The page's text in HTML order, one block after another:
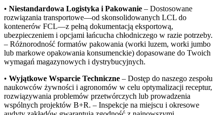
• Niestandardowa Logistyka i Pakowanie – Dostosowane
rozwiązania transportowe—od skonsolidowanych LCL do
kontenerów FCL—z pełną dokumentacją eksportową,
ubezpieczeniem i opcjami łańcucha chłodniczego w razie potrzeby.
– Różnorodność formatów pakowania (worki luzem, worki jumbo
lub markowe opakowania konsumenckie) dopasowane do Twoich
wymagań magazynowych i dystrybucyjnych.
• Wyjątkowe Wsparcie Techniczne – Dostęp do naszego zespołu
naukowców żywności i agronomów w celu optymalizacji receptur,
rozwiązywania problemów przetwórczych lub prowadzenia
wspólnych projektów B+R. – Inspekcje na miejscu i okresowe